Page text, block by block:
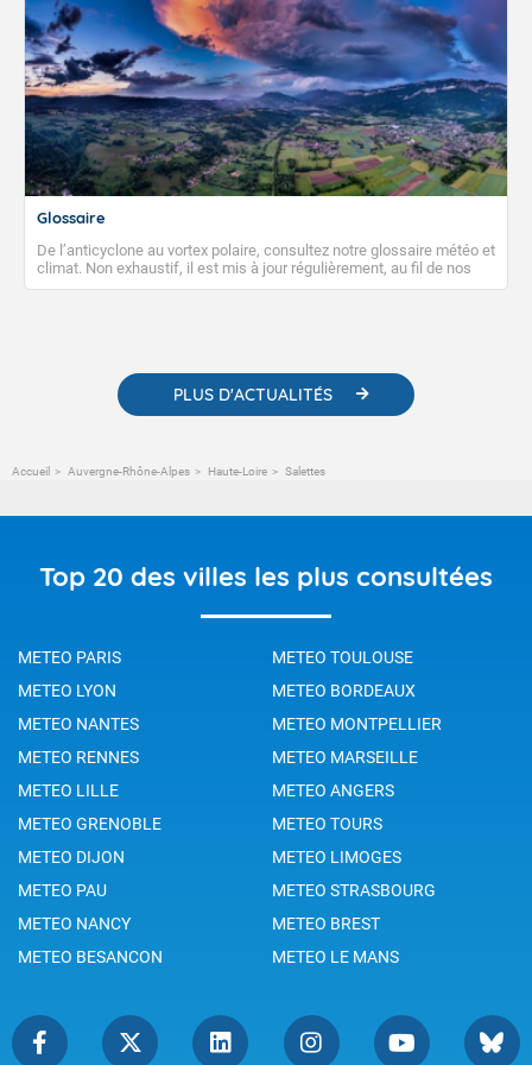
Glossaire
De l’anticyclone au vortex polaire, consultez notre glossaire météo et
climat. Non exhaustif, il est mis à jour régulièrement, au fil de nos
publications. Vous y trouverez également des liens utiles vers nos
PLUS D'ACTUALITÉS
Accueil Auvergne-Rhône-Alpes Haute-Loire Salettes
Top 20 des villes les plus consultées
METEO PARIS
METEO TOULOUSE
METEO LYON
METEO BORDEAUX
METEO NANTES
METEO MONTPELLIER
METEO RENNES
METEO MARSEILLE
METEO LILLE
METEO ANGERS
METEO GRENOBLE
METEO TOURS
METEO DIJON
METEO LIMOGES
METEO PAU
METEO STRASBOURG
METEO NANCY
METEO BREST
METEO BESANCON
METEO LE MANS